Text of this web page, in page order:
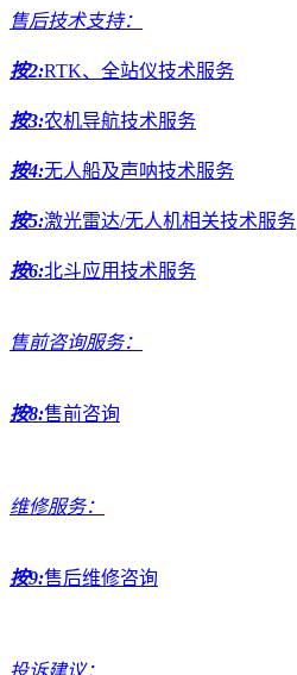
售后技术支持：
按2:RTK、全站仪技术服务
按3:农机导航技术服务
按4:无人船及声呐技术服务
按5:激光雷达/无人机相关技术服务
按6:北斗应用技术服务
售前咨询服务：
按8:售前咨询
维修服务：
按9:售后维修咨询
投诉建议：